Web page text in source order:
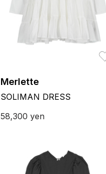
Merlette
SOLIMAN DRESS
58,300 yen